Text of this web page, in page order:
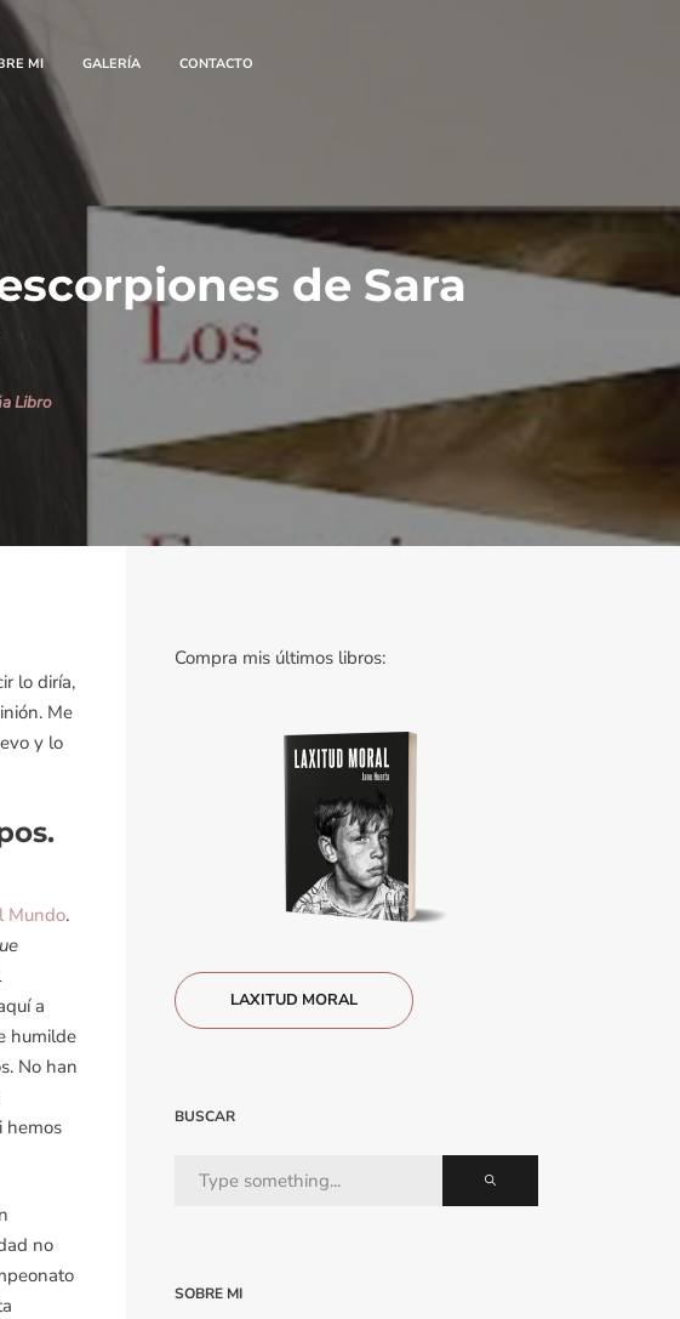
MI GALERÍA CONTACTO
de Sara
Libro
lo diría,
Me
y lo
Mundo.
a
humilde
No han
hemos
no
Compra mis últimos libros:
LAXITUD MORAL
BUSCAR
SOBRE MI